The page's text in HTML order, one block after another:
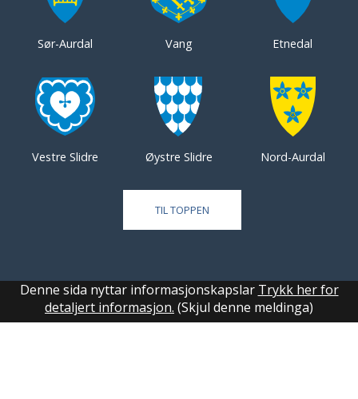
Sør-Aurdal Vang Etnedal
Vestre Slidre Øystre Slidre Nord-Aurdal
TIL TOPPEN
Denne sida nyttar informasjonskapslar Trykk her for
detaljert informasjon. (Skjul denne meldinga)